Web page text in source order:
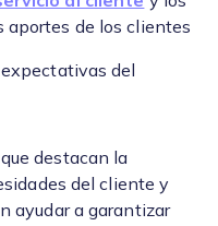
aportes de los clientes
del
destacan la
del cliente y
ayudar a garantizar